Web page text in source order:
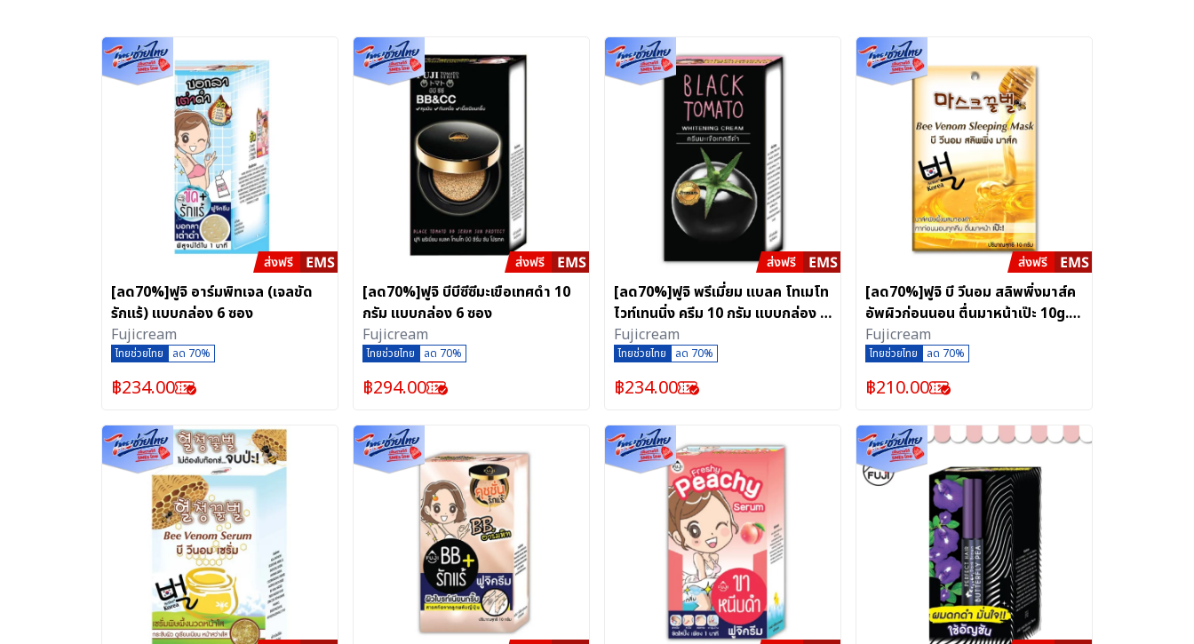
[ลด70%]ฟูจิ อาร์มพิทเจล (เจลขัด
รักแร้) แบบกล่อง 6 ซอง
Fujicream
ไทยช่วยไทย ลด 70%
฿234.00
[ลด70%]ฟูจิ บีบีซีซีมะเขือเทศดำ 10
กรัม แบบกล่อง 6 ซอง
Fujicream
ไทยช่วยไทย ลด 70%
฿294.00
[ลด70%]ฟูจิ พรีเมี่ยม แบลค โทเมโท
ไวท์เทนนิ่ง ครีม 10 กรัม แบบกล่อง 6
ซอง
Fujicream
ไทยช่วยไทย ลด 70%
฿234.00
[ลด70%]ฟูจิ บี วีนอม สลิพพิ่งมาส์ค
อัพผิวก่อนนอน ตื่นมาหน้าเป๊ะ 10g.
(1 กล่อง/6 ซอง)
Fujicream
ไทยช่วยไทย ลด 70%
฿210.00